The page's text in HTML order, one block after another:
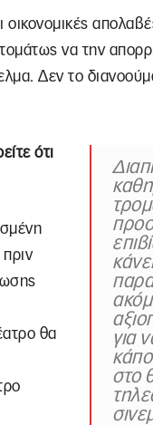
οικονομικές
να την
Δεν το
για
στο
ότι
θα